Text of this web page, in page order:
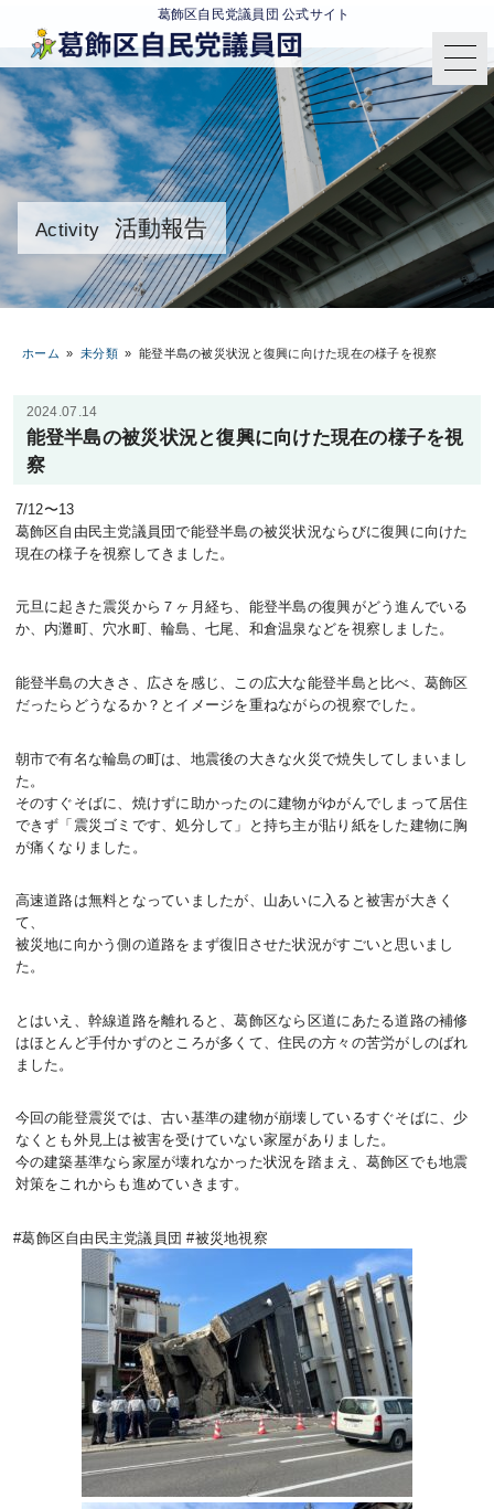
葛飾区自民党議員団 公式サイト
Activity 活動報告
ホーム »未分類»能登半島の被災状況と復興に向けた現在の様子を視察
2024.07.14
能登半島の被災状況と復興に向けた現在の様子を視
察
7/12〜13
葛飾区自由民主党議員団で能登半島の被災状況ならびに復興に向けた
現在の様子を視察してきました。
元旦に起きた震災から７ヶ月経ち、能登半島の復興がどう進んでいる
か、内灘町、穴水町、輪島、七尾、和倉温泉などを視察しました。
能登半島の大きさ、広さを感じ、この広大な能登半島と比べ、葛飾区
だったらどうなるか？とイメージを重ねながらの視察でした。
朝市で有名な輪島の町は、地震後の大きな火災で焼失してしまいまし
た。
そのすぐそばに、焼けずに助かったのに建物がゆがんでしまって居住
できず「震災ゴミです、処分して」と持ち主が貼り紙をした建物に胸
が痛くなりました。
高速道路は無料となっていましたが、山あいに入ると被害が大きく
て、
被災地に向かう側の道路をまず復旧させた状況がすごいと思いまし
た。
とはいえ、幹線道路を離れると、葛飾区なら区道にあたる道路の補修
はほとんど手付かずのところが多くて、住民の方々の苦労がしのばれ
ました。
今回の能登震災では、古い基準の建物が崩壊しているすぐそばに、少
なくとも外見上は被害を受けていない家屋がありました。
今の建築基準なら家屋が壊れなかった状況を踏まえ、葛飾区でも地震
対策をこれからも進めていきます。
#葛飾区自由民主党議員団 #被災地視察